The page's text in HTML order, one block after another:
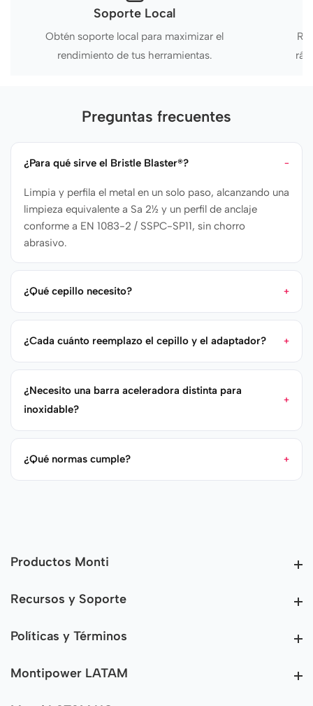
Soporte Local
Obtén soporte local para maximizar el
rendimiento de tus herramientas.
Preguntas frecuentes
¿Para qué sirve el Bristle Blaster®?
Limpia y perfila el metal en un solo paso, alcanzando una
limpieza equivalente a Sa 2½ y un perfil de anclaje
conforme a EN 1083-2 / SSPC-SP11, sin chorro
abrasivo.
¿Qué cepillo necesito?
¿Cada cuánto reemplazo el cepillo y el adaptador?
¿Necesito una barra aceleradora distinta para
inoxidable?
¿Qué normas cumple?
Productos Monti
Recursos y SoporteRecursos y Soporte
Políticas y TérminosPolíticas y Términos
Montipower LATAMMontipower LATAM